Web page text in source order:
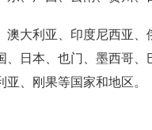
利亚、印度尼西亚、
、日本、也门、墨西哥
、刚果等国家和地区。